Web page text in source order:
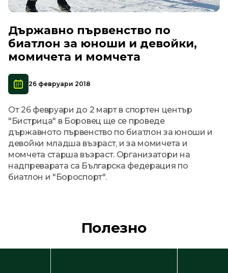
Държавно първенство по
биатлон за юноши и девойки,
момичета и момчета
26 февруари 2018
От 26 февруари до 2 март в спортен център
"Бистрица" в Боровец ще се проведе
държавното първенство по биатлон за юноши и
девойки младша възраст, и за момичета и
момчета старша възраст. Организатори на
надпреварата са Българска федерация по
биатлон и "Бороспорт".
Полезно